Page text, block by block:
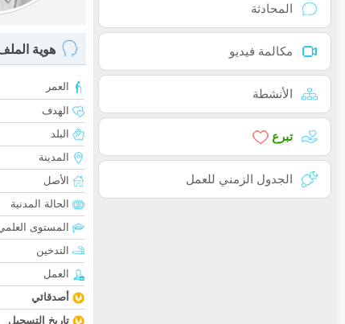
المحادثة
مكالمة فيديو
الأنشطة
تبرع
الجدول الزمني للعمل
هوية
العمر
الهدف
البلد
المدينة
الأصل
الحالة المدنية
المستوى
التدخين
العمل
أصدقائي
تاريخ التسجيل